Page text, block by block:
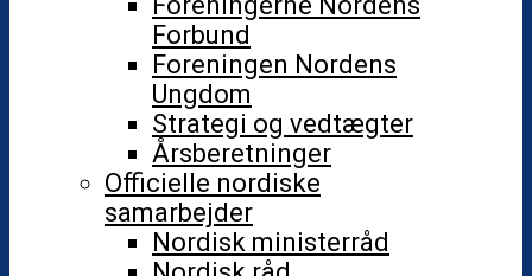
Forbund
Foreningen Nordens
Ungdom
Strategi og vedtægter
Årsberetninger
Officielle nordiske
samarbejder
Nordisk ministerråd